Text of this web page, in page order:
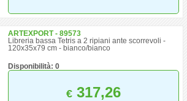
ARTEXPORT - 89573
Libreria bassa Tetris a 2 ripiani ante scorrevoli -
120x35x79 cm - bianco/bianco
Disponibilità: 0
€ 317,26